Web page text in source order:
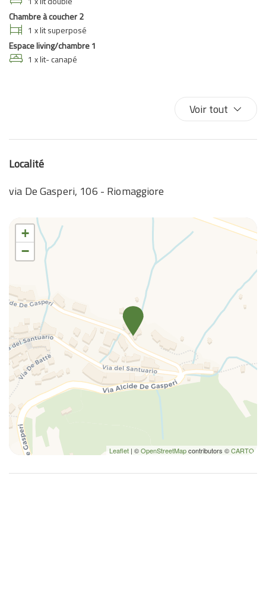
Eau chaude
Entrée privée
Fer à repasser
Lit simple
Salle de bain privée
Salon privé
Sèche-cheveux
Serviettes de toilette
Shampooing
Table à repasser
Table et chaises
Air conditioning
TV
Chambre à coucher 2
1 x lit superposé
Espace living/chambre 1
1 x lit- canapé
Voir tout
Localité
via De Gasperi, 106 - Riomaggiore
+
−
Leaflet | ©OpenStreetMapcontributors ©CARTO